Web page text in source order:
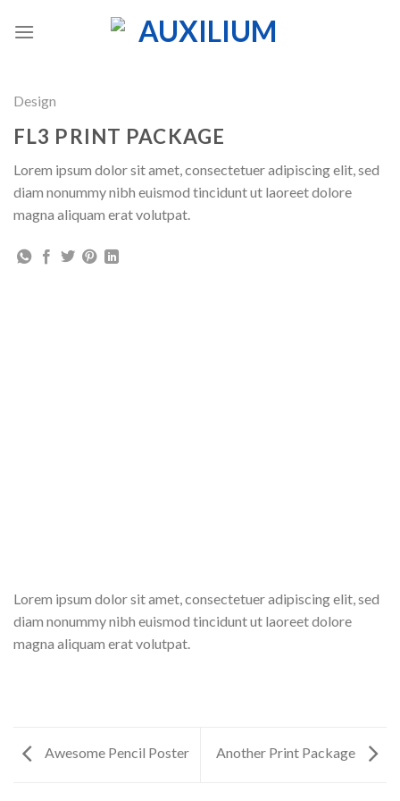
Design
FL3 PRINT PACKAGE
Lorem ipsum dolor sit amet, consectetuer adipiscing elit, sed
diam nonummy nibh euismod tincidunt ut laoreet dolore
magna aliquam erat volutpat.
Lorem ipsum dolor sit amet, consectetuer adipiscing elit, sed
diam nonummy nibh euismod tincidunt ut laoreet dolore
magna aliquam erat volutpat.
Awesome Pencil Poster Another Print Package